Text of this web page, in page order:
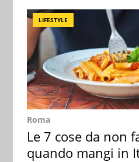
LIFESTYLE
Roma
Le 7 cose da non
quando mangi in